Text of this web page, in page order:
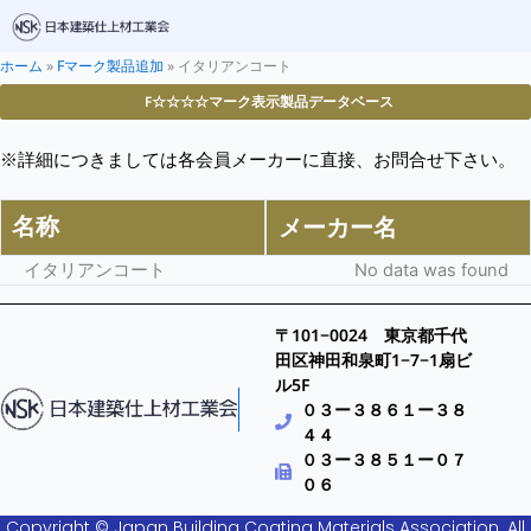
ホーム » Fマーク製品追加 » イタリアンコート
F☆☆☆☆マーク表示製品データベース
※詳細につきましては各会員メーカーに直接、お問合せ下さい。
名称 メーカー名
イタリアンコート No data was found
〒101−0024 東京都千代
田区神田和泉町1−7−1扇ビ
ル5F
０３ー３８６１ー３８
４４
０３ー３８５１ー０７
０６